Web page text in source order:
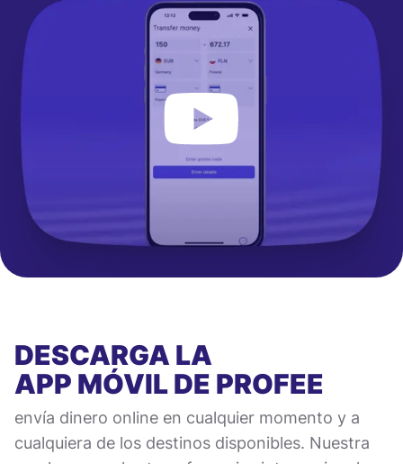
DESCARGA LA
APP MÓVILDE PROFEE
envía dinero online en cualquier momento y a
cualquiera de los destinos disponibles. Nuestra